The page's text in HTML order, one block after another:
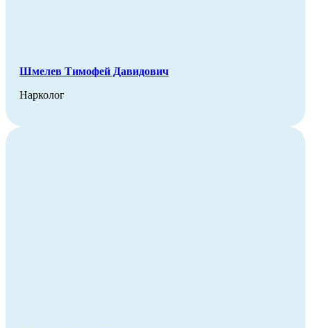
Шмелев Тимофей Давидович
Нарколог